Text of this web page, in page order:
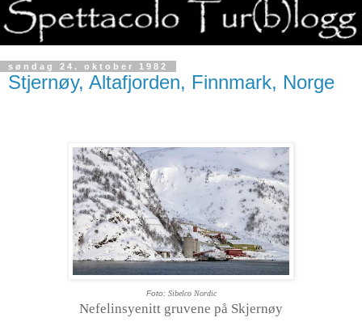
søndag 24. oktober 1982
Stjernøy, Altafjorden, Finnmark, Norge
Foto: Sibelco Nordic
Nefelinsyenitt gruvene på Skjernøy